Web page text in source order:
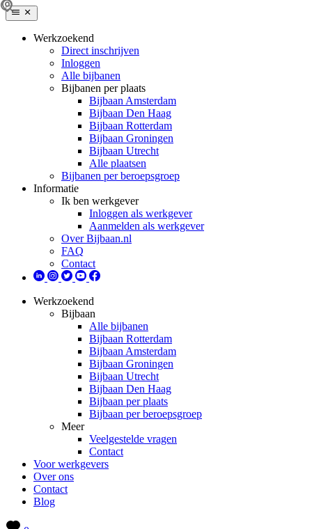
Werkzoekend
Direct inschrijven
Inloggen
Alle bijbanen
Bijbanen per plaats
Bijbaan Amsterdam
Bijbaan Den Haag
Bijbaan Rotterdam
Bijbaan Groningen
Bijbaan Utrecht
Alle plaatsen
Bijbanen per beroepsgroep
Informatie
Ik ben werkgever
Inloggen als werkgever
Aanmelden als werkgever
Over Bijbaan.nl
FAQ
Contact
Werkzoekend
Bijbaan
Alle bijbanen
Bijbaan Rotterdam
Bijbaan Amsterdam
Bijbaan Groningen
Bijbaan Utrecht
Bijbaan Den Haag
Bijbaan per plaats
Bijbaan per beroepsgroep
Meer
Veelgestelde vragen
Contact
Voor werkgevers
Over ons
Contact
Blog